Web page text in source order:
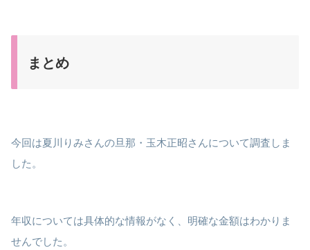
まとめ
今回は夏川りみさんの旦那・玉木正昭さんについて調査しま
した。
年収については具体的な情報がなく、明確な金額はわかりま
せんでした。